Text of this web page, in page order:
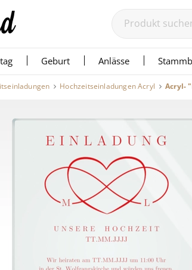
Geburt Anlässe
Hochzeitseinladungen Acryl Acryl-